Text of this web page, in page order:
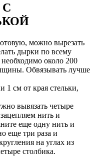
можно вырезать
дырки по всему
около 200
Обвязывать лучше
1 см от края стельки,
вывязать четыре
нить и
еще одну нить и
еще три раза и
на углах из
столбика.